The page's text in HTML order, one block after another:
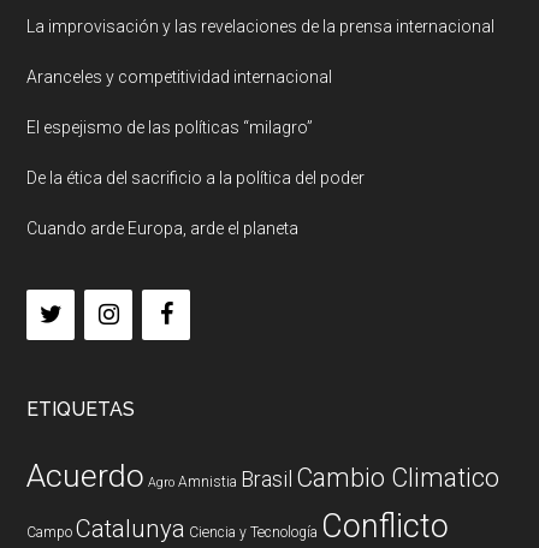
La improvisación y las revelaciones de la prensa internacional
Aranceles y competitividad internacional
El espejismo de las políticas “milagro”
De la ética del sacrificio a la política del poder
Cuando arde Europa, arde el planeta
ETIQUETAS
Acuerdo Agro Amnistia Brasil Cambio Climatico
Campo Catalunya Ciencia y Tecnología Conflicto